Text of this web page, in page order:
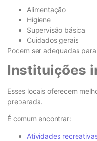
Alimentação
Higiene
Supervisão básica
Cuidados gerais
Podem ser adequadas para
Instituições
Esses locais oferecem
preparada.
É comum encontrar:
Atividades